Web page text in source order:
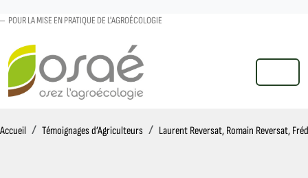
POUR LA MISE EN PRATIQUE DE L'AGROÉCOLOGIE
MENU
Accueil AccueilTémoignages d’Agriculteurs Laurent Reversat, Romain Reversat,